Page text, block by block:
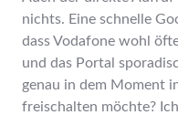
nichts. Eine schnelle
dass Vodafone wohl
und das Portal
genau in dem Moment
freischalten möchte?